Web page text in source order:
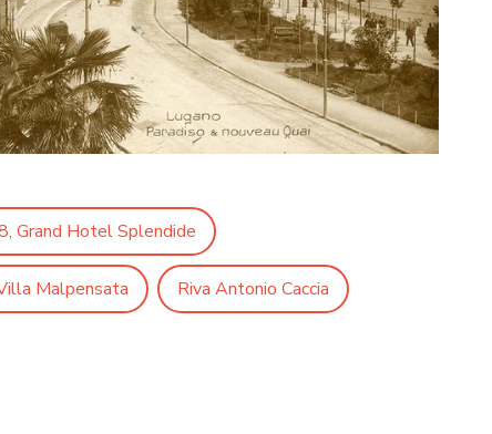
Grand Hotel Splendide
Malpensata Riva Antonio Caccia